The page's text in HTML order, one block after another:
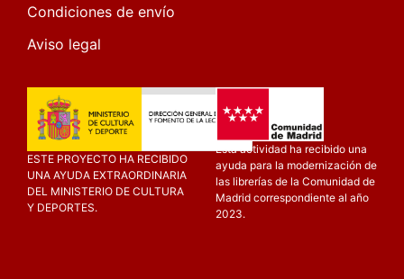
Condiciones de envío
Aviso legal
ESTE PROYECTO HA RECIBIDO
UNA AYUDA EXTRAORDINARIA
DEL MINISTERIO DE CULTURA
Y DEPORTES.
Esta actividad ha recibido una
ayuda para la modernización de
las librerías de la Comunidad de
Madrid correspondiente al año
2023.